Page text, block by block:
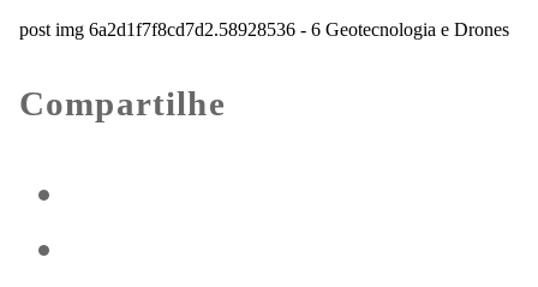
post img 6a2d1f7f8cd7d2.58928536 - 6 Geotecnologia e Drones
Compartilhe